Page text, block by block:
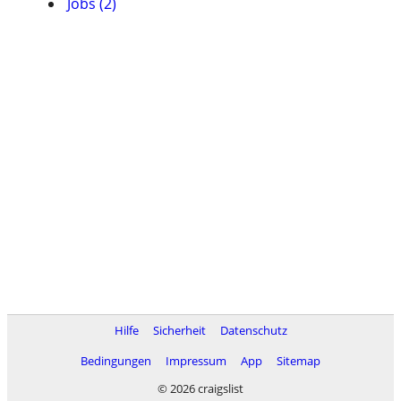
Hilfe Sicherheit
Datenschutz
Bedingungen
Impressum App
Sitemap
© 2026 craigslist